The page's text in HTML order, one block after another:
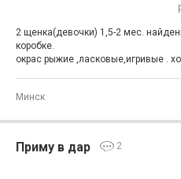
2 щенка(девочки) 1,5-2 мес.
коробке.
окрас рыжие ,ласковые,игривые .
Минск
Приму в дар 2